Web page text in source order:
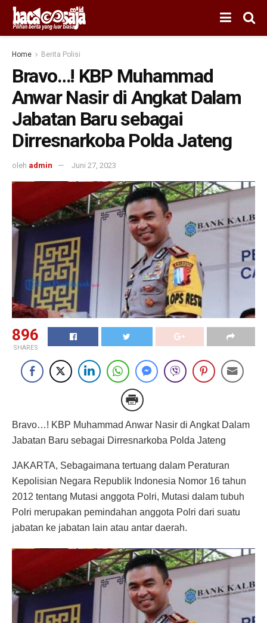
Home Berita Polisi
Bravo…! KBP Muhammad
Anwar Nasir di Angkat Dalam
Jabatan Baru sebagai
Dirresnarkoba Polda Jateng
oleh admin Juni 27, 2023
896
SHARES
Bravo…! KBP Muhammad Anwar Nasir di Angkat Dalam
Jabatan Baru sebagai Dirresnarkoba Polda Jateng
JAKARTA, Sebagaimana tertuang dalam Peraturan
Kepolisian Negara Republik Indonesia Nomor 16 tahun
2012 tentang Mutasi anggota Polri, Mutasi dalam tubuh
Polri merupakan pemindahan anggota Polri dari suatu
jabatan ke jabatan lain atau antar daerah.